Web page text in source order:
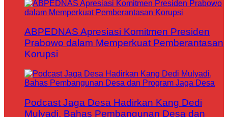
ABPEDNAS Apresiasi Komitmen Presiden
Prabowo dalam Memperkuat Pemberantasan
Korupsi
Podcast Jaga Desa Hadirkan Kang Dedi
Mulyadi, Bahas Pembangunan Desa dan